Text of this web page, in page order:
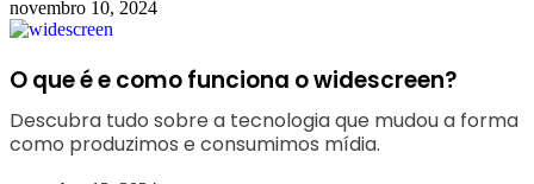
novembro 10, 2024
O que é e como funciona o widescreen?
Descubra tudo sobre a tecnologia que mudou a forma
como produzimos e consumimos mídia.